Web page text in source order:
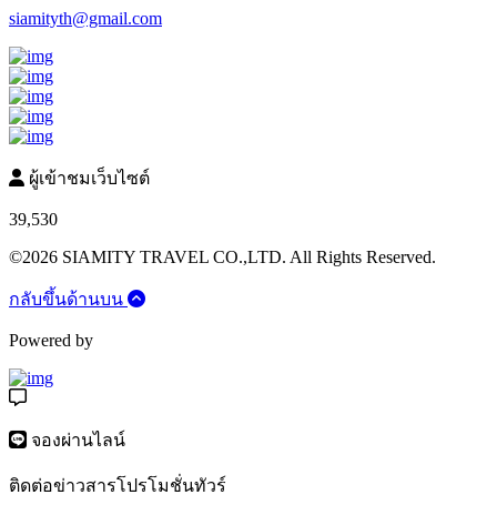
siamityth@gmail.com
ผู้เข้าชมเว็บไซต์
39,530
©2026 SIAMITY TRAVEL CO.,LTD. All Rights Reserved.
กลับขึ้นด้านบน
Powered by
จองผ่านไลน์
ติดต่อข่าวสารโปรโมชั่นทัวร์